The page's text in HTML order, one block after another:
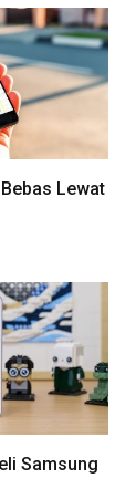
Lewat
Samsung